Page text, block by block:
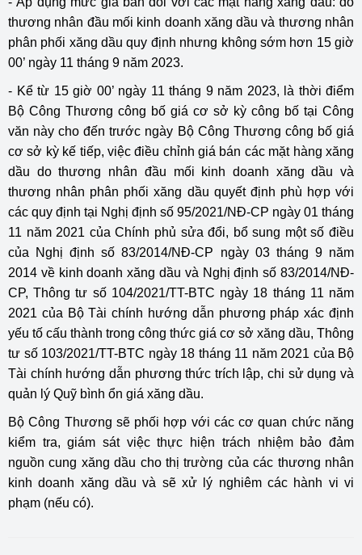
thương nhân đầu mối kinh doanh xăng dầu và thương nhân
phân phối xăng dầu quy định nhưng không sớm hơn 15 giờ
00’ ngày 11 tháng 9 năm 2023.
- Kể từ 15 giờ 00’ ngày 11 tháng 9 năm 2023, là thời điểm
Bộ Công Thương công bố giá cơ sở kỳ công bố tại Công
văn này cho đến trước ngày Bộ Công Thương công bố giá
cơ sở kỳ kế tiếp, việc điều chỉnh giá bán các mặt hàng xăng
dầu do thương nhân đầu mối kinh doanh xăng dầu và
thương nhân phân phối xăng dầu quyết định phù hợp với
các quy định tại Nghị định số 95/2021/NĐ-CP ngày 01 tháng
11 năm 2021 của Chính phủ sửa đổi, bổ sung một số điều
của Nghị định số 83/2014/NĐ-CP ngày 03 tháng 9 năm
2014 về kinh doanh xăng dầu và Nghị định số 83/2014/NĐ-
CP, Thông tư số 104/2021/TT-BTC ngày 18 tháng 11 năm
2021 của Bộ Tài chính hướng dẫn phương pháp xác định
yếu tố cấu thành trong công thức giá cơ sở xăng dầu, Thông
tư số 103/2021/TT-BTC ngày 18 tháng 11 năm 2021 của Bộ
Tài chính hướng dẫn phương thức trích lập, chi sử dụng và
quản lý Quỹ bình ổn giá xăng dầu.
Bộ Công Thương sẽ phối hợp với các cơ quan chức năng
kiểm tra, giám sát việc thực hiện trách nhiệm bảo đảm
nguồn cung xăng dầu cho thị trường của các thương nhân
kinh doanh xăng dầu và sẽ xử lý nghiêm các hành vi vi
phạm (nếu có).